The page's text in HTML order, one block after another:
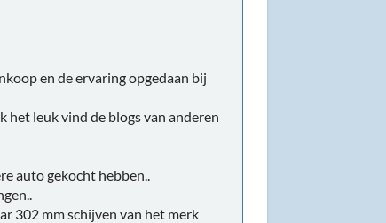
en de ervaring opgedaan bij
het leuk vind de blogs van anderen
auto gekocht hebben..
302 mm schijven van het merk